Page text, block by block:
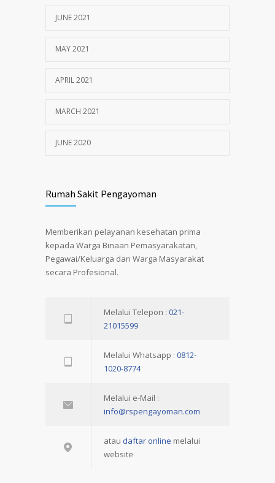
JUNE 2021
MAY 2021
APRIL 2021
MARCH 2021
JUNE 2020
Rumah Sakit Pengayoman
Memberikan pelayanan kesehatan prima
kepada Warga Binaan Pemasyarakatan,
Pegawai/Keluarga dan Warga Masyarakat
secara Profesional.
Melalui Telepon : 021-
21015599
Melalui Whatsapp : 0812-
1020-8774
Melalui e-Mail :
info@rspengayoman.com
atau daftar online melalui
website